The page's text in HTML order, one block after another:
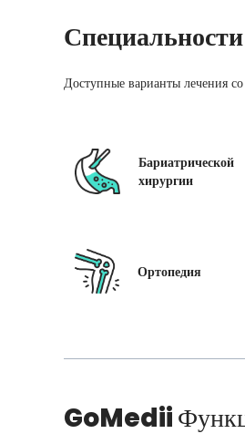
Специальности
Доступные варианты лечения
Бариатрической
хирургии
Ортопедия
GoMedii